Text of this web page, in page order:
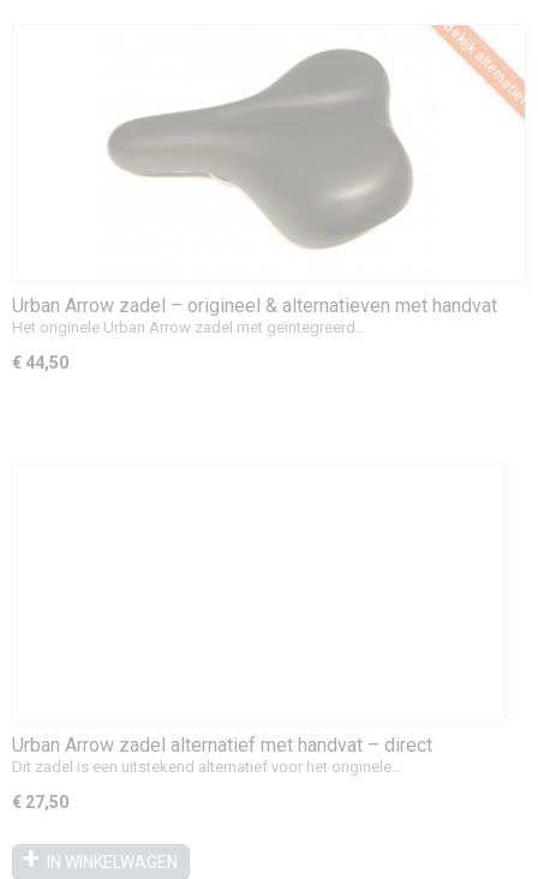
Bekijk alternatief
Urban Arrow zadel – origineel & alternatieven met handvat
Het originele Urban Arrow zadel met geïntegreerd…
€ 44,50
Urban Arrow zadel alternatief met handvat – direct
leverbaar
Dit zadel is een uitstekend alternatief voor het originele…
€ 27,50
IN WINKELWAGEN